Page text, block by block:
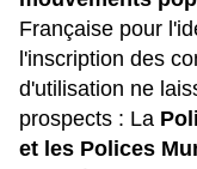
Française pour
l'inscription des
d'utilisation ne
prospects : La
et les Polices